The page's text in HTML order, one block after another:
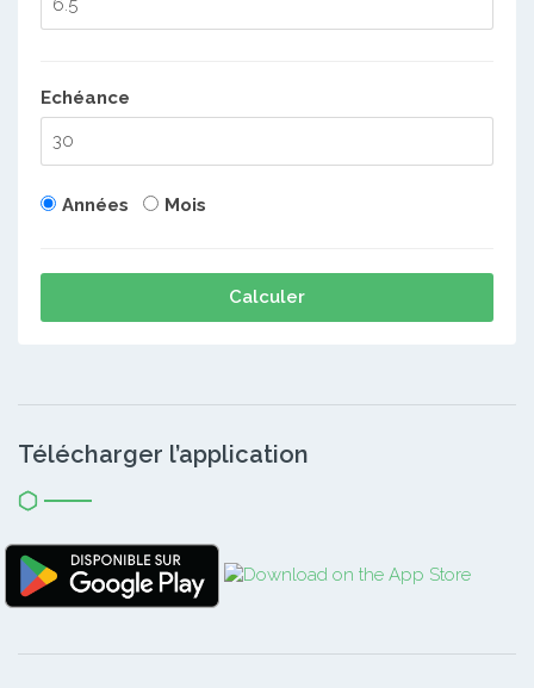
Echéance
Années Mois
Calculer
Télécharger l’application